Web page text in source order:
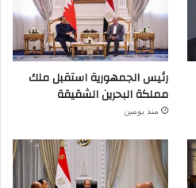
رئيس الجمهورية استقبل ملك
مملكة البحرين الشقيقة
منذ يومين